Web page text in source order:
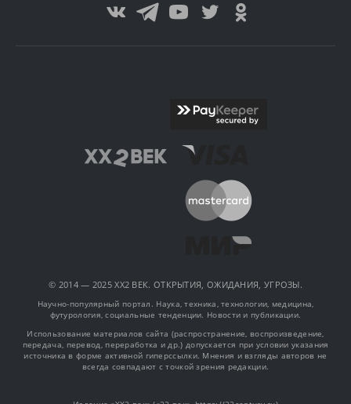
© 2014 — 2025 XX2 ВЕК. ОТКРЫТИЯ, ОЖИДАНИЯ, УГРОЗЫ.
Научно-популярный портал. Наука, техника, технологии, медицина,
футурология, социальные тенденции. Новости и публикации.
Использование материалов сайта (распространение, воспроизведение,
передача, перевод, переработка и др.) допускается при условии указания
источника в форме активной гиперссылки. Мнения и взгляды авторов не
всегда совпадают с точкой зрения редакции.